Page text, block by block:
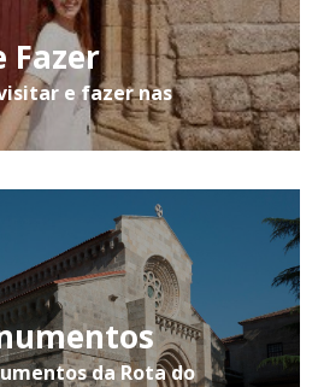
Fazer
e fazer nas
da Rota do